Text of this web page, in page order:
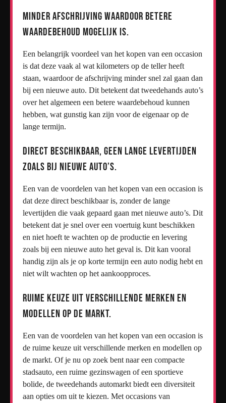
Minder afschrijving waardoor betere
waardebehoud mogelijk is.
Een belangrijk voordeel van het kopen van een occasion
is dat deze vaak al wat kilometers op de teller heeft
staan, waardoor de afschrijving minder snel zal gaan dan
bij een nieuwe auto. Dit betekent dat tweedehands auto’s
over het algemeen een betere waardebehoud kunnen
hebben, wat gunstig kan zijn voor de eigenaar op de
lange termijn.
Direct beschikbaar, geen lange levertijden
zoals bij nieuwe auto’s.
Een van de voordelen van het kopen van een occasion is
dat deze direct beschikbaar is, zonder de lange
levertijden die vaak gepaard gaan met nieuwe auto’s. Dit
betekent dat je snel over een voertuig kunt beschikken
en niet hoeft te wachten op de productie en levering
zoals bij een nieuwe auto het geval is. Dit kan vooral
handig zijn als je op korte termijn een auto nodig hebt en
niet wilt wachten op het aankoopproces.
Ruime keuze uit verschillende merken en
modellen op de markt.
Een van de voordelen van het kopen van een occasion is
de ruime keuze uit verschillende merken en modellen op
de markt. Of je nu op zoek bent naar een compacte
stadsauto, een ruime gezinswagen of een sportieve
bolide, de tweedehands automarkt biedt een diversiteit
aan opties om uit te kiezen. Met occasions van